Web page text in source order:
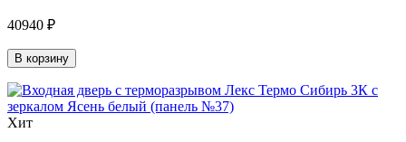
40940 ₽
В корзину
Хит